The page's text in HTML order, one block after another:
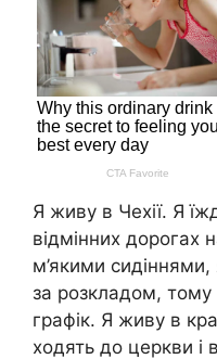
Я живу в Чехії. Я
відмінних дорогах
м’якими
за розкладом,
графік. Я живу в
ходять до церкви і